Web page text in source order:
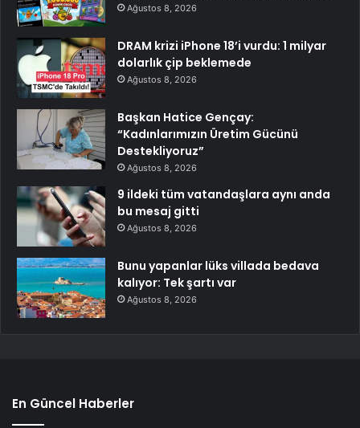
Ağustos 8, 2026
DRAM krizi iPhone 18’i vurdu: 1 milyar
dolarlık çip beklemede
Ağustos 8, 2026
Başkan Hatice Gençay:
“Kadınlarımızın Üretim Gücünü
Destekliyoruz”
Ağustos 8, 2026
9 ildeki tüm vatandaşlara aynı anda
bu mesaj gitti
Ağustos 8, 2026
Bunu yapanlar lüks villada bedava
kalıyor: Tek şartı var
Ağustos 8, 2026
En Güncel Haberler